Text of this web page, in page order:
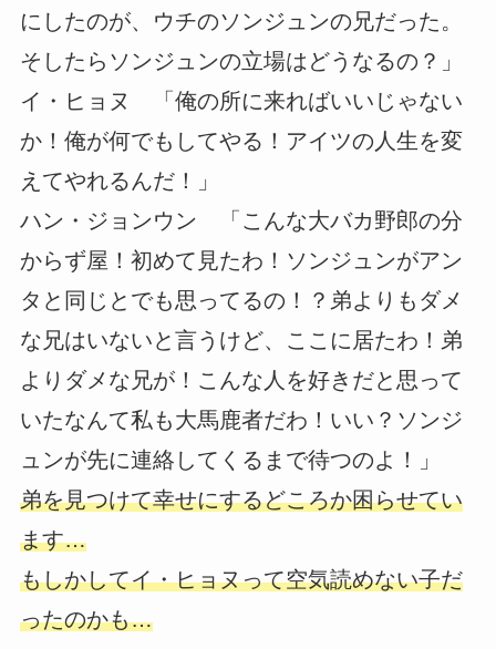
にしたのが、ウチのソンジュンの兄だった。
そしたらソンジュンの立場はどうなるの？」
イ・ヒョヌ 「俺の所に来ればいいじゃない
か！俺が何でもしてやる！アイツの人生を変
えてやれるんだ！」
ハン・ジョンウン 「こんな大バカ野郎の分
からず屋！初めて見たわ！ソンジュンがアン
タと同じとでも思ってるの！？弟よりもダメ
な兄はいないと言うけど、ここに居たわ！弟
よりダメな兄が！こんな人を好きだと思って
いたなんて私も大馬鹿者だわ！いい？ソンジ
ュンが先に連絡してくるまで待つのよ！」
弟を見つけて幸せにするどころか困らせてい
ます…
もしかしてイ・ヒョヌって空気読めない子だ
ったのかも…